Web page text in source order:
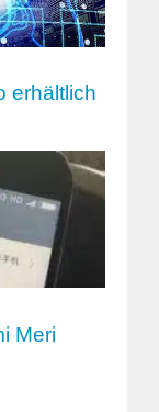
erhältlich
Meri